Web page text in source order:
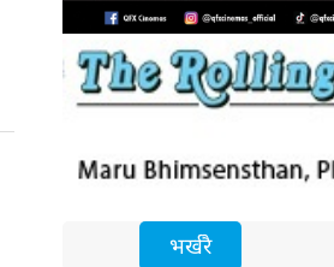
भर्खरै